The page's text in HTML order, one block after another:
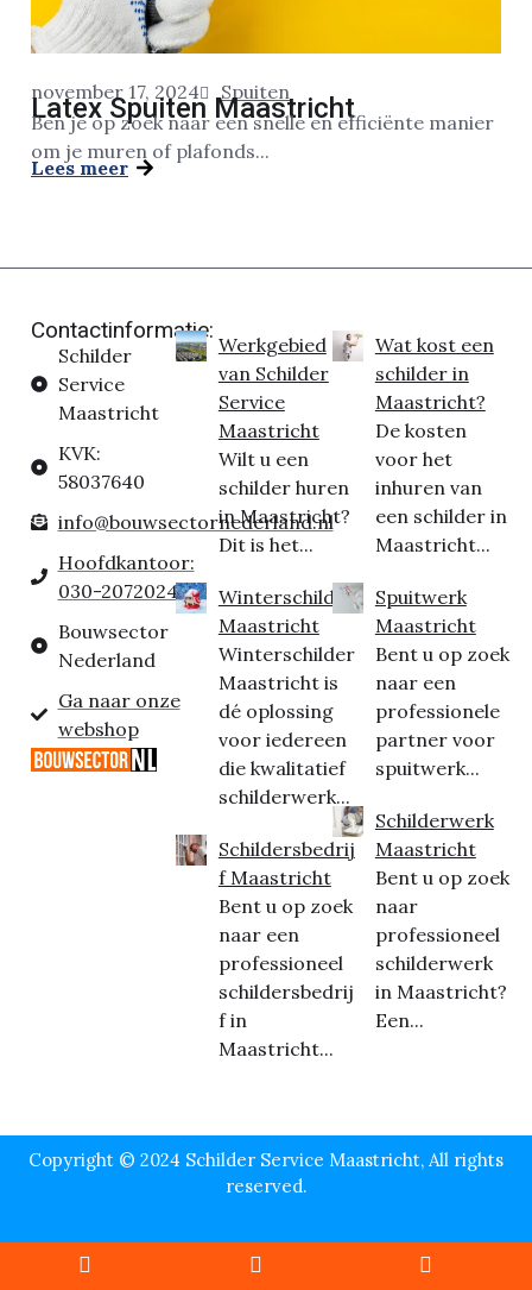
november 17, 2024 Spuiten
Latex Spuiten Maastricht
Ben je op zoek naar een snelle en efficiënte manier
om je muren of plafonds...
Lees meer
Contactinformatie:
Schilder
Service
Maastricht
KVK:
58037640
info@bouwsectornederland.nl
Hoofdkantoor:
030-2072024
Bouwsector
Nederland
Ga naar onze
webshop
Werkgebied
van Schilder
Service
Maastricht
Wilt u een
schilder huren
in Maastricht?
Dit is het...
Winterschilder
Maastricht
Winterschilder
Maastricht is
dé oplossing
voor iedereen
die kwalitatief
schilderwerk...
Schildersbedrij
f Maastricht
Bent u op zoek
naar een
professioneel
schildersbedrij
f in
Maastricht...
Wat kost een
schilder in
Maastricht?
De kosten
voor het
inhuren van
een schilder in
Maastricht...
Spuitwerk
Maastricht
Bent u op zoek
naar een
professionele
partner voor
spuitwerk...
Schilderwerk
Maastricht
Bent u op zoek
naar
professioneel
schilderwerk
in Maastricht?
Een...
Copyright © 2024 Schilder Service Maastricht, All rights
reserved.